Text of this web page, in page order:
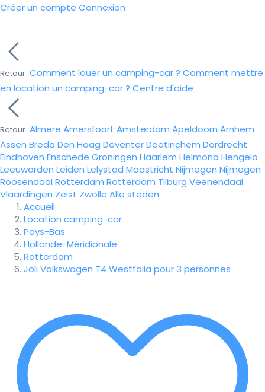
Créer un compte Connexion
Retour Comment louer un camping-car ? Comment mettre
en location un camping-car ? Centre d'aide
Retour Almere Amersfoort Amsterdam Apeldoorn Arnhem
Assen Breda Den Haag DeventerDoetinchem Dordrecht
Eindhoven Enschede Groningen Haarlem Helmond Hengelo
Leeuwarden Leiden Lelystad Maastricht Nijmegen Nijmegen
Roosendaal Rotterdam Rotterdam Tilburg Veenendaal
Vlaardingen Zeist Zwolle Alle steden
Accueil
Location camping-car
Pays-Bas
Hollande-Méridionale
Rotterdam
Joli Volkswagen T4 Westfalia pour 3 personnes